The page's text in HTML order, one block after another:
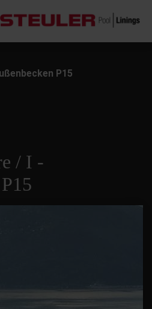
P15
/ I -